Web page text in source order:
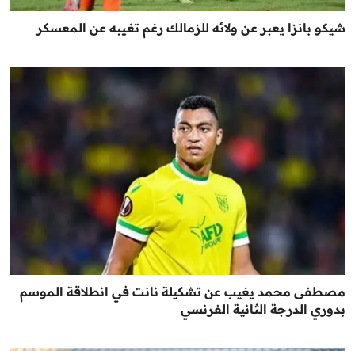
شيكو بانزا يعبر عن ولائه للزمالك رغم تغيبه عن المعسكر
مصطفى محمد يغيب عن تشكيلة نانت في انطلاقة الموسم
بدوري الدرجة الثانية الفرنسي